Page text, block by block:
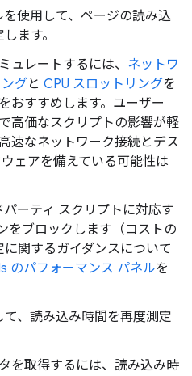
使用して、ページの読み込
ます。
ュレートするには、 ネットワ
グと CPU スロットリングを
おすすめします。ユーザー
高価なスクリプトの影響が軽
速なネットワーク接続とデス
ェアを備えている可能性は
ーティ スクリプトに対応す
をブロックします（コストの
関するガイダンスについて
のパフォーマンス パネルを
、読み込み時間を再度測定
を取得するには、読み込み時